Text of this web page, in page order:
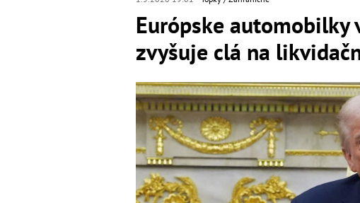
Európske automobilky
zvyšuje clá na